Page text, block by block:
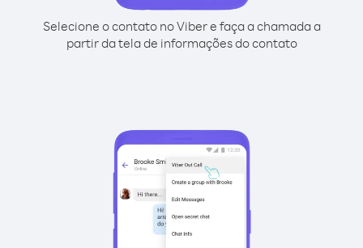
Selecione o contato no Viber e faça a chamada a
partir da tela de informações do contato